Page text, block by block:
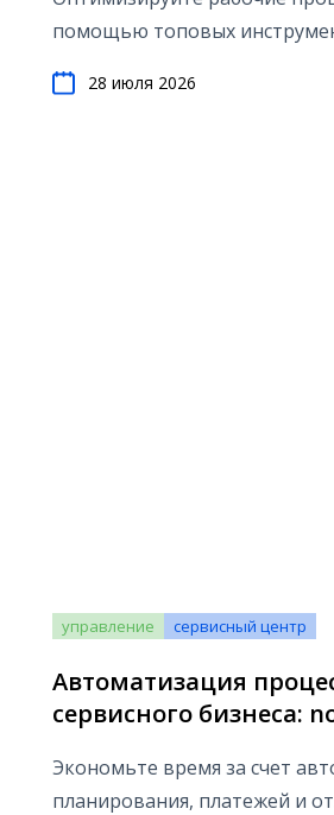
помощью топовых
28 июля 2026
управление сервисный центр
Автоматизация
сервисного бизнеса:
время (2026)
Экономьте время за счет
планирования, платежей и